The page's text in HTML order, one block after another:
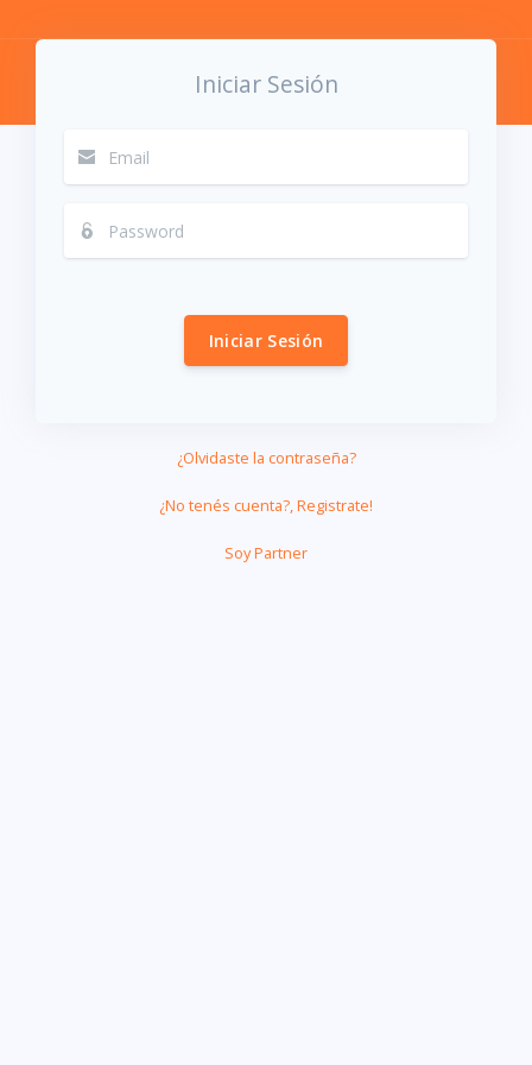
Iniciar Sesión
Iniciar Sesión
¿Olvidaste la contraseña?
¿No tenés cuenta?, Registrate!
Soy Partner